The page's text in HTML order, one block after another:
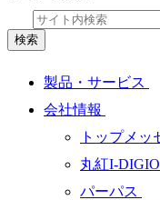
検索
製品・サービス
会社情報
トップメッ
丸紅I-
パーパス